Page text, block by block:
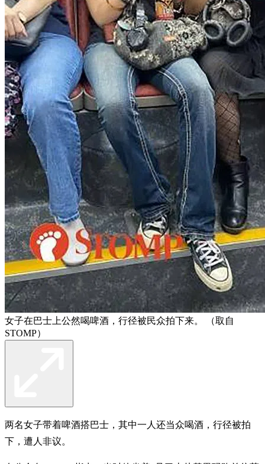
女子在巴士上公然喝啤酒，行径被民众拍下来。 （取自
STOMP）
两名女子带着啤酒搭巴士，其中一人还当众喝酒，行径被拍
下，遭人非议。